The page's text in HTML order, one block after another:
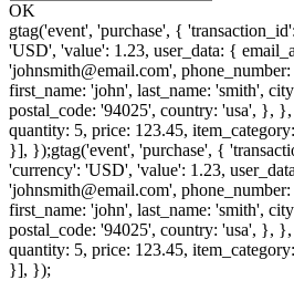
OK
gtag('event', 'purchase', {
'USD', 'value': 1.23, user_data: {
'johnsmith@email.com',
first_name: 'john', last_name: 'smith',
postal_code: '94025', country: 'usa', },
quantity: 5, price: 123.45,
}], });gtag('event', 'purchase', {
'currency': 'USD', 'value': 1.23,
'johnsmith@email.com',
first_name: 'john', last_name: 'smith',
postal_code: '94025', country: 'usa', },
quantity: 5, price: 123.45,
}], });